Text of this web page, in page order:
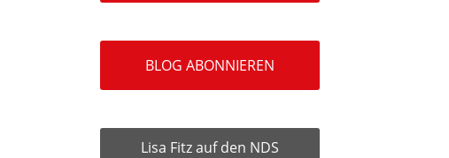
BLOG ABONNIEREN
Lisa Fitz auf den NDS